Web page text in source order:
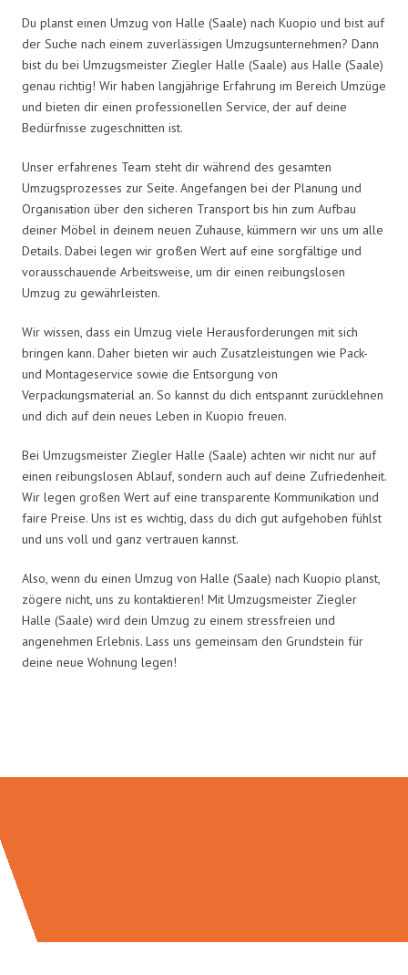
Du planst einen Umzug von Halle (Saale) nach Kuopio und bist auf
der Suche nach einem zuverlässigen Umzugsunternehmen? Dann
bist du bei Umzugsmeister Ziegler Halle (Saale) aus Halle (Saale)
genau richtig! Wir haben langjährige Erfahrung im Bereich Umzüge
und bieten dir einen professionellen Service, der auf deine
Bedürfnisse zugeschnitten ist.
Unser erfahrenes Team steht dir während des gesamten
Umzugsprozesses zur Seite. Angefangen bei der Planung und
Organisation über den sicheren Transport bis hin zum Aufbau
deiner Möbel in deinem neuen Zuhause, kümmern wir uns um alle
Details. Dabei legen wir großen Wert auf eine sorgfältige und
vorausschauende Arbeitsweise, um dir einen reibungslosen
Umzug zu gewährleisten.
Wir wissen, dass ein Umzug viele Herausforderungen mit sich
bringen kann. Daher bieten wir auch Zusatzleistungen wie Pack-
und Montageservice sowie die Entsorgung von
Verpackungsmaterial an. So kannst du dich entspannt zurücklehnen
und dich auf dein neues Leben in Kuopio freuen.
Bei Umzugsmeister Ziegler Halle (Saale) achten wir nicht nur auf
einen reibungslosen Ablauf, sondern auch auf deine Zufriedenheit.
Wir legen großen Wert auf eine transparente Kommunikation und
faire Preise. Uns ist es wichtig, dass du dich gut aufgehoben fühlst
und uns voll und ganz vertrauen kannst.
Also, wenn du einen Umzug von Halle (Saale) nach Kuopio planst,
zögere nicht, uns zu kontaktieren! Mit Umzugsmeister Ziegler
Halle (Saale) wird dein Umzug zu einem stressfreien und
angenehmen Erlebnis. Lass uns gemeinsam den Grundstein für
deine neue Wohnung legen!